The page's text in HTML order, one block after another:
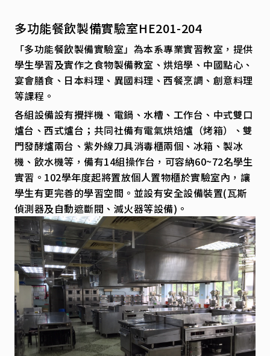
多功能餐飲製備實驗室HE201-204
「多功能餐飲製備實驗室」為本系專業實習教室，提供
學生學習及實作之食物製備教室、烘焙學、中國點心、
宴會膳食、日本料理、異國料理、西餐烹調、創意料理
等課程。
各組設備設有攪拌機、電鍋、水槽、工作台、中式雙口
爐台、西式爐台；共同社備有電氣烘焙爐（烤箱）、雙
門發酵爐兩台、紫外線刀具消毒櫃兩個、冰箱、製冰
機、飲水機等，備有14組操作台，可容納60~72名學生
實習。102學年度起將置放個人置物櫃於實驗室內，讓
學生有更完善的學習空間。並設有安全設備裝置(瓦斯
偵測器及自動遮斷閥、滅火器等設備)。